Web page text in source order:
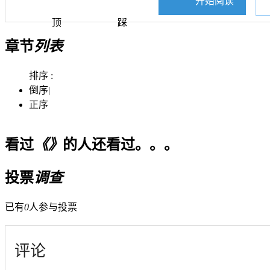
顶 踩
章节列表
排序 :
倒序|
正序
看过《》 的人还看过。。。
投票调查
已有0人参与投票
评论